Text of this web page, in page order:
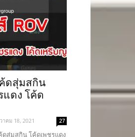
ค้ดสุ่มสกิน
ดง โค้ด
าคม 18, 2021 27
ดสุ่มสกิน โค้ดเพชรแดง